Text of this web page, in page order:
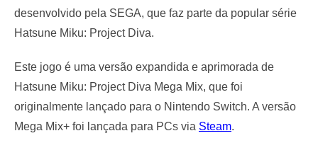
desenvolvido pela SEGA, que faz parte da popular série
Hatsune Miku: Project Diva.
Este jogo é uma versão expandida e aprimorada de
Hatsune Miku: Project Diva Mega Mix, que foi
originalmente lançado para o Nintendo Switch. A versão
Mega Mix+ foi lançada para PCs via Steam.